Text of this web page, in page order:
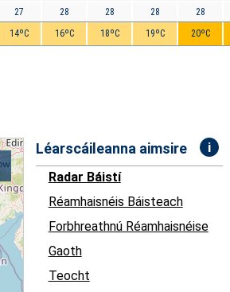
27
14ºC
28
16ºC
28
18ºC
28
19ºC
28
20ºC
Léarscáileanna aimsire i
Radar Báistí
Réamhaisnéis Báisteach
Forbhreathnú Réamhaisnéise
Gaoth
Teocht